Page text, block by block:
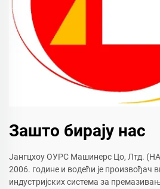
Зашто бирају нас
Јангцхоу ОУРС Машинерс Цо, Лтд.
2006. године и водећи је произвођач
индустријских система за